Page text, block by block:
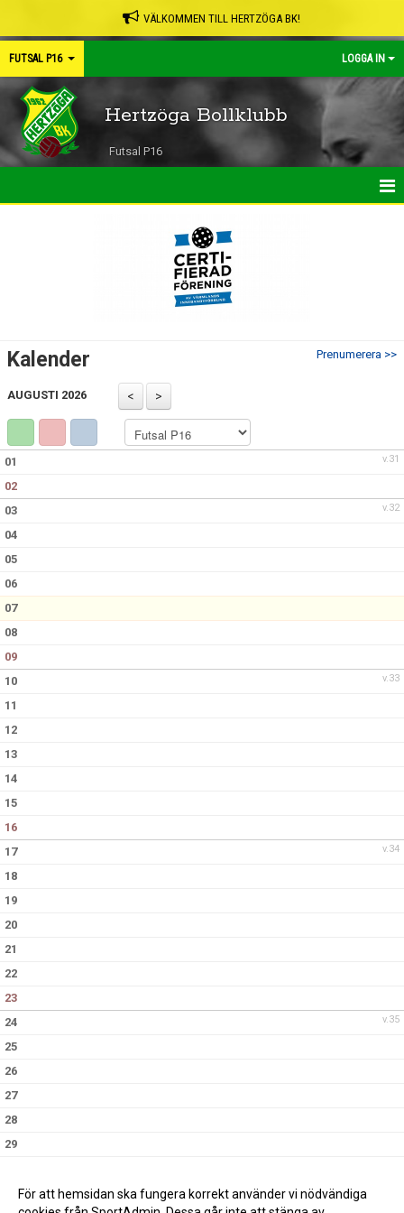
VÄLKOMMEN TILL HERTZÖGA BK!
FUTSAL P16 LOGGA IN
Hertzöga Bollklubb
Futsal P16
BILDGALLERI
DOKUMENT
KONTAKT
Prenumerera >>
Kalender
AUGUSTI 2026
v.31
01
02
v.32
03
04
05
06
07
08
09
v.33
10
11
12
13
14
15
16
v.34
17
18
19
20
21
22
23
v.35
24
25
26
27
28
29
För att hemsidan ska fungera korrekt använder vi nödvändiga